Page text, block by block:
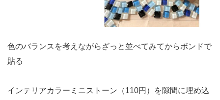
色のバランスを考えながらざっと並べてみてからボンドで
貼る
インテリアカラーミニストーン（110円）を隙間に埋め込